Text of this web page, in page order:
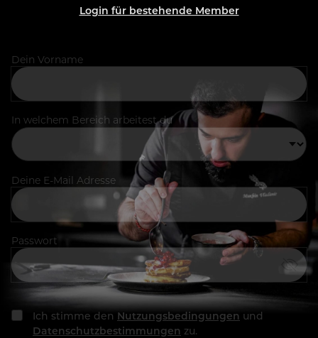
Login für bestehende Member
Dein Vorname
In welchem Bereich arbeitest du
Deine E-Mail Adresse
Passwort
Ich stimme den Nutzungsbedingungen und
Datenschutzbestimmungen zu.